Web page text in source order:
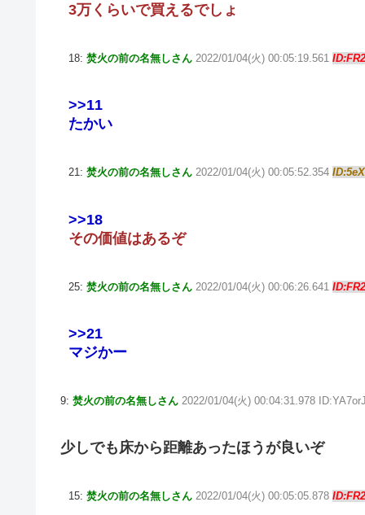
3万くらいで買えるでしょ
18: 焚火の前の名無しさん 2022/01/04(火) 00:05:19.561
>>11
たかい
21: 焚火の前の名無しさん 2022/01/04(火) 00:05:52.354
>>18
その価値はあるぞ
25: 焚火の前の名無しさん 2022/01/04(火) 00:06:26.641
>>21
マジかー
9: 焚火の前の名無しさん 2022/01/04(火) 00:04:31.978
少しでも床から距離あったほうが良いぞ
15: 焚火の前の名無しさん 2022/01/04(火) 00:05:05.878